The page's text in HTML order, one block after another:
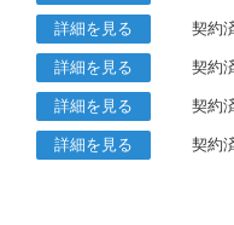
詳細を見る 契約
詳細を見る 契約
詳細を見る 契約
詳細を見る 契約